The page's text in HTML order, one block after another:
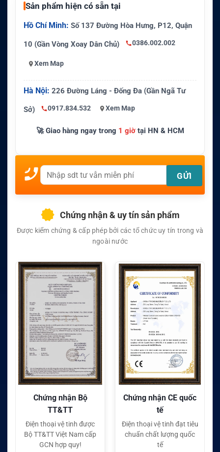
Sản phẩm hiện có sẵn tại
Hồ Chí Minh: Số 137 Đường Hòa Hưng, P12, Quận
10 (Gần Vòng Xoay Dân Chủ) 0386.002.002
Xem Map
Hà Nội: 226 Đường Láng - Đống Đa (Gần Ngã Tư
Sở) 0917.834.532 Xem Map
🚀 Giao hàng ngay trong 1 giờtại HN & HCM
Chứng nhận & uy tín sản phẩm
Được kiểm chứng & cấp phép bởi các tổ chức uy tín trong và
ngoài nước
Chứng nhận Bộ
TT&TT
Điện thoại vệ tinh được
Bộ TT&TT Việt Nam cấp
GCN hợp quy!
Chứng nhận CE quốc
tế
Điện thoại vệ tinh đạt tiêu
chuẩn chất lượng quốc
tế